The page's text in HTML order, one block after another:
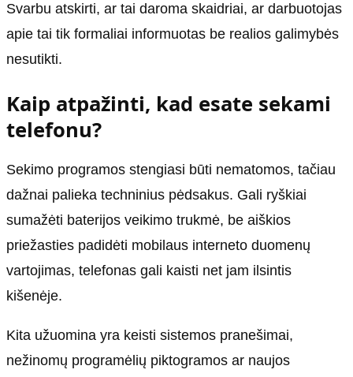
Svarbu atskirti, ar tai daroma skaidriai, ar darbuotojas
apie tai tik formaliai informuotas be realios galimybės
nesutikti.
Kaip atpažinti, kad esate sekami
telefonu?
Sekimo programos stengiasi būti nematomos, tačiau
dažnai palieka techninius pėdsakus. Gali ryškiai
sumažėti baterijos veikimo trukmė, be aiškios
priežasties padidėti mobilaus interneto duomenų
vartojimas, telefonas gali kaisti net jam ilsintis
kišenėje.
Kita užuomina yra keisti sistemos pranešimai,
nežinomų programėlių piktogramos ar naujos